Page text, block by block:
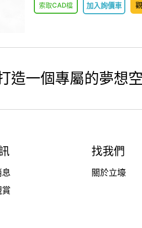
索取CAD檔 加入詢價車
造一個專屬的夢想
息
賞
找我們
關於立壕